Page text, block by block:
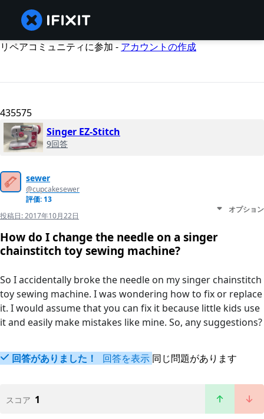
リペアコミュニティに参加 - アカウントの作成
435575
Singer EZ-Stitch
9回答
sewer
@cupcakesewer
評価: 13
投稿日:2017年10月22日
オプション
How do I change the needle on a singer
chainstitch toy sewing machine?
So I accidentally broke the needle on my singer chainstitch
toy sewing machine. I was wondering how to fix or replace
it. I would assume that you can fix it because little kids use
it and easily make mistakes like mine. So, any suggestions?
回答がありました！ 回答を表示 同じ問題があります
スコア 1